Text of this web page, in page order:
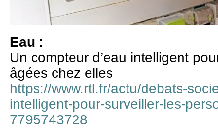
Eau :
Un compteur d’eau intelligent
âgées chez elles
https://www.rtl.fr/actu/debats-
intelligent-pour-surveiller-les-
7795743728